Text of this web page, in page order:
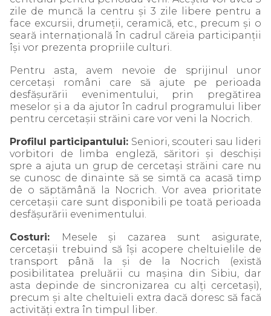
zile de muncă la centru și 3 zile libere pentru a
face excursii, drumeții, ceramică, etc., precum și o
seară internațională în cadrul căreia participanții
își vor prezenta propriile culturi.
Pentru asta, avem nevoie de sprijinul unor
cercetași români care să ajute pe perioada
desfășurării evenimentului, prin pregătirea
meselor și a da ajutor în cadrul programului liber
pentru cercetașii străini care vor veni la Nocrich.
Profilul participantului: Seniori, scouteri sau lideri
vorbitori de limba engleză, săritori și deschiși
spre a ajuta un grup de cercetași străini care nu
se cunosc de dinainte să se simtă ca acasă timp
de o săptămână la Nocrich. Vor avea prioritate
cercetașii care sunt disponibili pe toată perioada
desfășurării evenimentului.
Costuri:
Mesele și cazarea sunt asigurate,
cercetașii trebuind să își acopere cheltuielile de
transport până la și de la Nocrich (există
posibilitatea preluării cu mașina din Sibiu, dar
asta depinde de sincronizarea cu alți cercetași),
precum și alte cheltuieli extra dacă doresc să facă
activități extra în timpul liber.